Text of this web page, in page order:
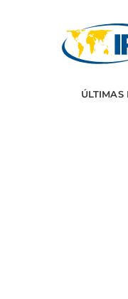
ÚLTIMAS